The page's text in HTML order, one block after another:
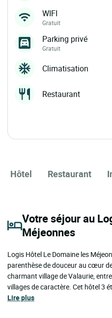
WIFI
Gratuit
Parking privé
Gratuit
Climatisation
Restaurant
Hôtel Restaurant
Votre séjour au
Méjeonnes
Logis Hôtel Le Domaine les
parenthèse de douceur au cœur
charmant village de Valaurie,
villages de caractère. Cet hôtel 3
Lire plus